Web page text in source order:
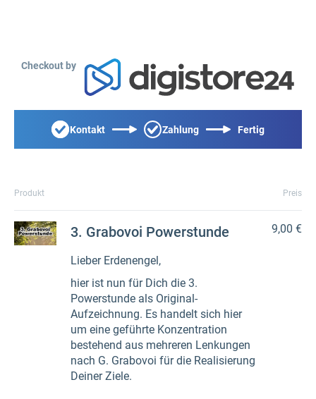
Checkout by
Kontakt Zahlung Fertig
Produkt Preis
3. Grabovoi Powerstunde
Lieber Erdenengel,
hier ist nun für Dich die 3.
Powerstunde als Original-
Aufzeichnung. Es handelt sich hier
um eine geführte Konzentration
bestehend aus mehreren Lenkungen
nach G. Grabovoi für die Realisierung
Deiner Ziele.
9,00 €